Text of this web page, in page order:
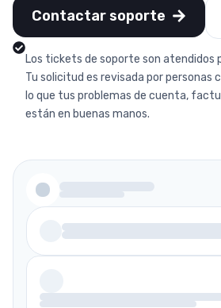
Contactar soporte
Los tickets de soporte son atendidos
Tu solicitud es revisada por personas
lo que tus problemas de cuenta,
están en buenas manos.